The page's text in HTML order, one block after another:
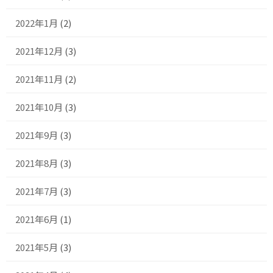
2022年1月 (2)
2021年12月 (3)
2021年11月 (2)
2021年10月 (3)
2021年9月 (3)
2021年8月 (3)
2021年7月 (3)
2021年6月 (1)
2021年5月 (3)